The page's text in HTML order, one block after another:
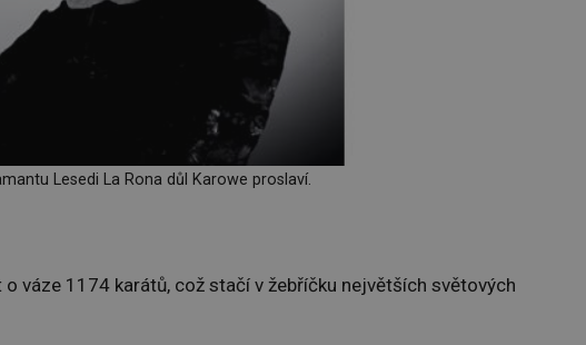
Lesedi La Rona důl Karowe proslaví.
váze 1174 karátů, což stačí v žebříčku největších světových